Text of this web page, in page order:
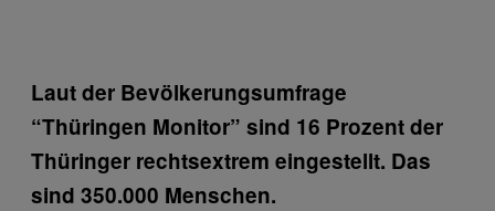
Laut der Bevölkerungsumfrage
“Thüringen Monitor” sind 16 Prozent der
Thüringer rechtsextrem eingestellt. Das
sind 350.000 Menschen.